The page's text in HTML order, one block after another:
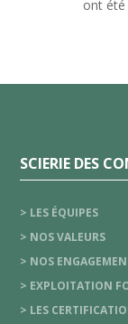
ont été
SCIERIE DES
> LES ÉQUIPES
> NOS VALEURS
> NOS
> EXPLOITATION
> LES